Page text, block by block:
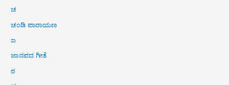
ಚ
ಚಂಡಿ ಪಾರಾಯಣ
ಜ
ಜಾನಪದ ಗೀತೆ
ಠ